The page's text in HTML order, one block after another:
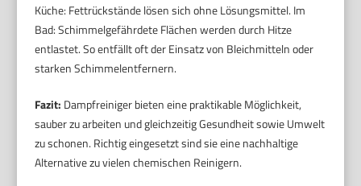
Küche: Fettrückstände lösen sich ohne Lösungsmittel. Im
Bad: Schimmelgefährdete Flächen werden durch Hitze
entlastet. So entfällt oft der Einsatz von Bleichmitteln oder
starken Schimmelentfernern.
Fazit: Dampfreiniger bieten eine praktikable Möglichkeit,
sauber zu arbeiten und gleichzeitig Gesundheit sowie Umwelt
zu schonen. Richtig eingesetzt sind sie eine nachhaltige
Alternative zu vielen chemischen Reinigern.